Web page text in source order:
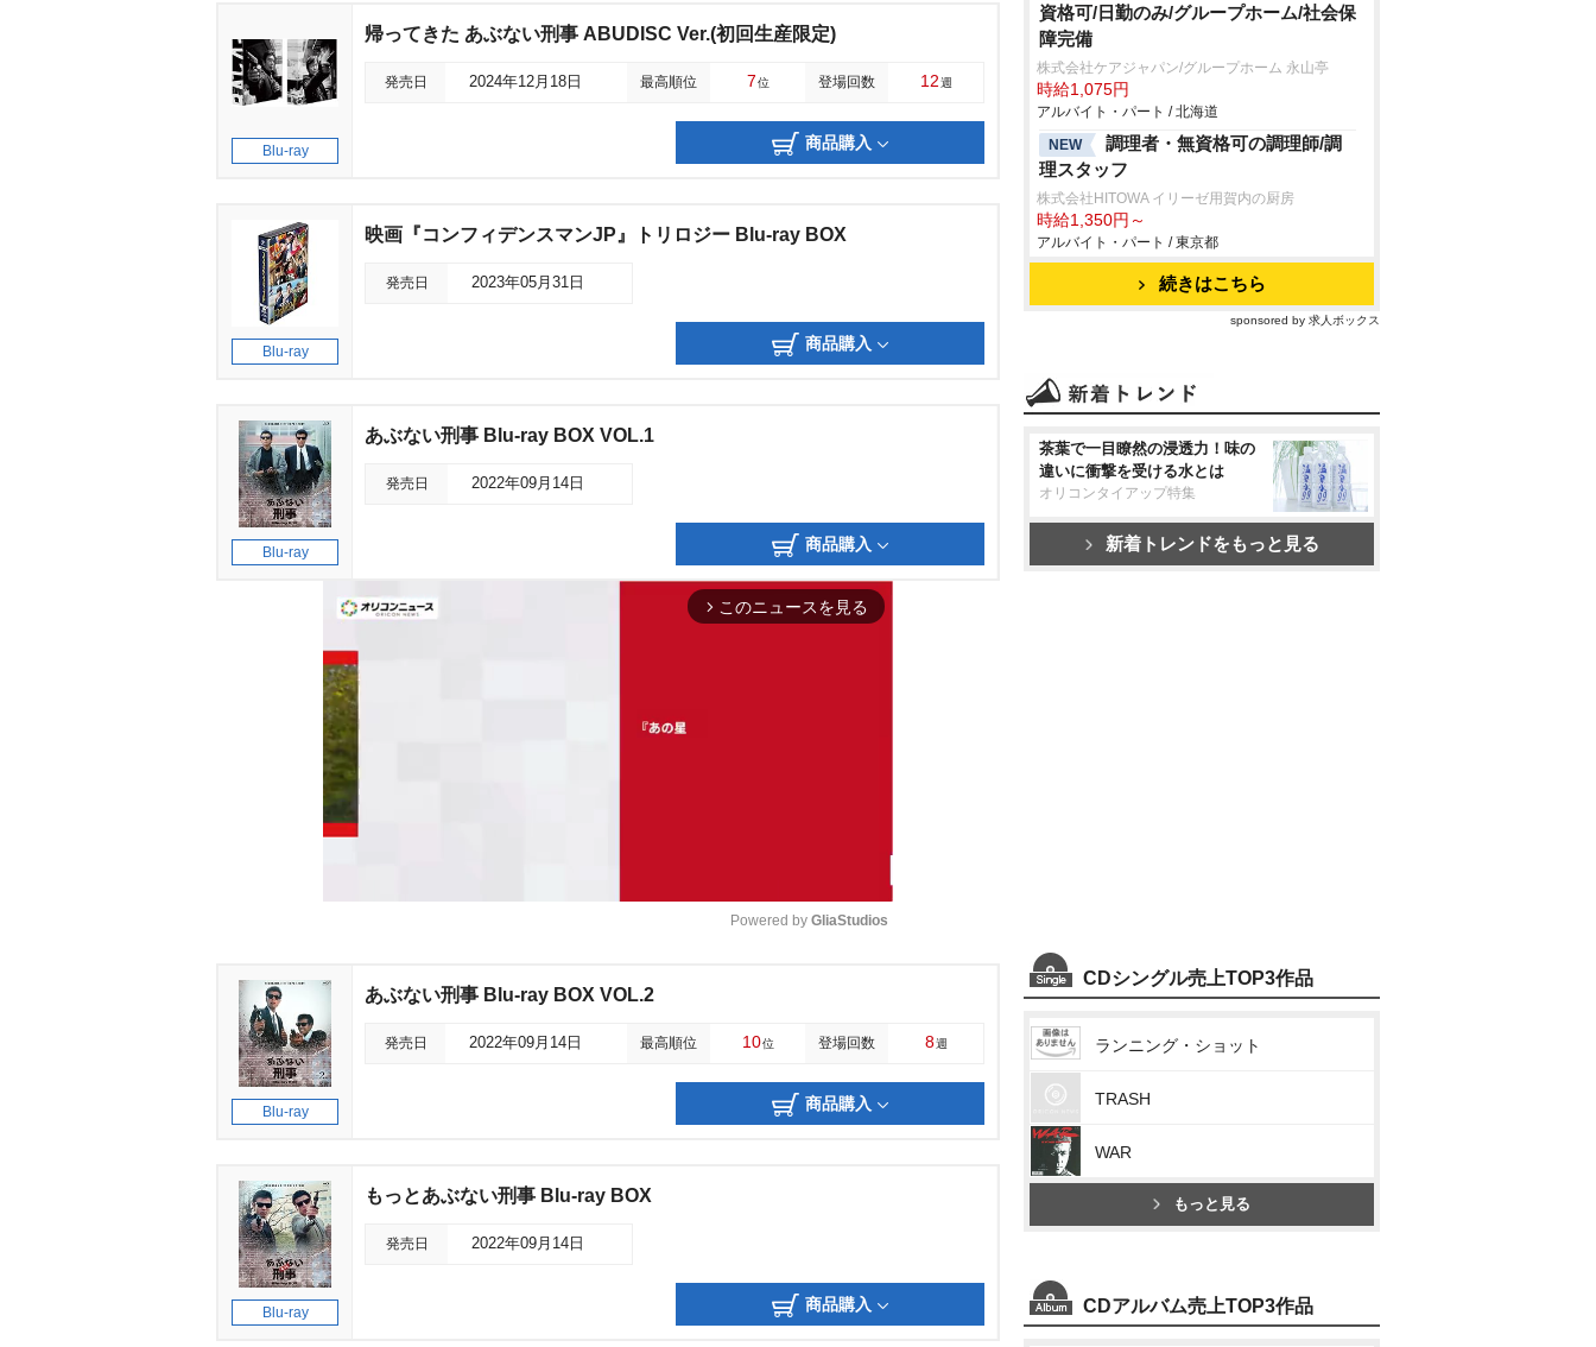
Blu-ray
帰ってきた あぶない刑事 ABUDISC Ver.(初回生産限定)
発売日 2024年12月18日 最高順位 7位 登場回数 12週
商品購入
Blu-ray
映画『コンフィデンスマンJP』トリロジー Blu-ray BOX
発売日 2023年05月31日
商品購入
Blu-ray
あぶない刑事 Blu-ray BOX VOL.1
発売日 2022年09月14日
商品購入
arrow_forward_ios このニュースを見る
e
Powered by GliaStudios
Blu-ray
あぶない刑事 Blu-ray BOX VOL.2
発売日 2022年09月14日 最高順位 10位 登場回数 8週
商品購入
Blu-ray
もっとあぶない刑事 Blu-ray BOX
発売日 2022年09月14日
商品購入
資格可/日勤のみ/グループホーム/社会保
障完備
株式会社ケアジャパン/グループホーム 永山亭
時給1,075円
アルバイト・パート / 北海道
NEW
調理者・無資格可の調理師/調
理スタッフ
株式会社HITOWA イリーゼ用賀内の厨房
時給1,350円～
アルバイト・パート / 東京都
続きはこちら
sponsored by 求人ボックス
茶葉で一目瞭然の浸透力！味の
違いに衝撃を受ける水とは
オリコンタイアップ特集
新着トレンドをもっと見る
CDシングル売上TOP3作品
ランニング・ショット
TRASH
WAR
もっと見る
CDアルバム売上TOP3作品